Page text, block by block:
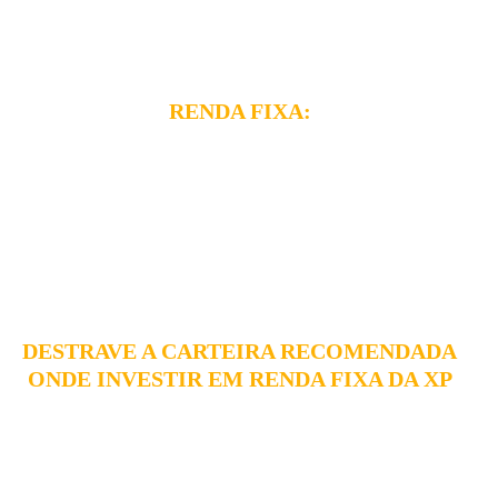
RENDA FIXA:
DESTRAVE A CARTEIRA RECOMENDADA
ONDE INVESTIR EM RENDA FIXA DA XP